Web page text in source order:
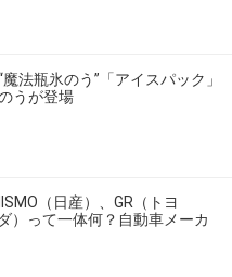
法瓶氷のう”「アイスパック」
うが登場
（日産）、GR（トヨ
）って一体何？自動車メーカ